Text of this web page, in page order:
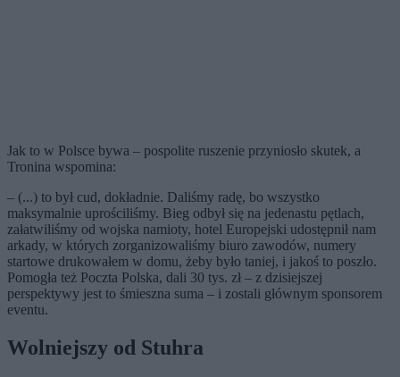
Jak to w Polsce bywa – pospolite ruszenie przyniosło skutek, a
Tronina wspomina:
– (...) to był cud, dokładnie. Daliśmy radę, bo wszystko
maksymalnie uprościliśmy. Bieg odbył się na jedenastu pętlach,
załatwiliśmy od wojska namioty, hotel Europejski udostępnił nam
arkady, w których zorganizowaliśmy biuro zawodów, numery
startowe drukowałem w domu, żeby było taniej, i jakoś to poszło.
Pomogła też Poczta Polska, dali 30 tys. zł – z dzisiejszej
perspektywy jest to śmieszna suma – i zostali głównym sponsorem
eventu.
Wolniejszy od Stuhra